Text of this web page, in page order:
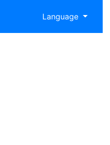
Language